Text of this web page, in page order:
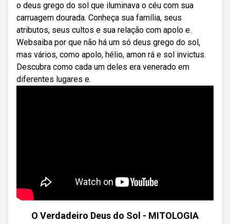
o deus grego do sol que iluminava o céu com sua
carruagem dourada. Conheça sua família, seus
atributos, seus cultos e sua relação com apolo e.
Websaiba por que não há um só deus grego do sol,
mas vários, como apolo, hélio, amon rá e sol invictus.
Descubra como cada um deles era venerado em
diferentes lugares e.
O Verdadeiro Deus do Sol - MITOLOGIA